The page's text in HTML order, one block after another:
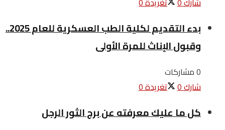
بدء التقديم لكلية الطب العسكرية للعام 2025..
وقبول الإناث للمرة الأولى
0 مشاركات
شارك0 تغريدة0
كل ما عليك معرفته عن برج الثور الرجل